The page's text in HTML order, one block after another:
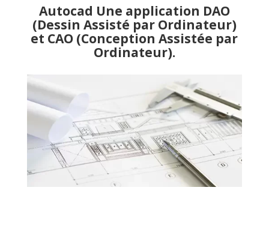
Autocad Une application DAO
(Dessin Assisté par Ordinateur)
et CAO (Conception Assistée par
Ordinateur).